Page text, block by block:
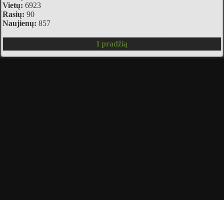
Vietų: 6923
Rasių: 90
Naujienų: 857
I pradžią